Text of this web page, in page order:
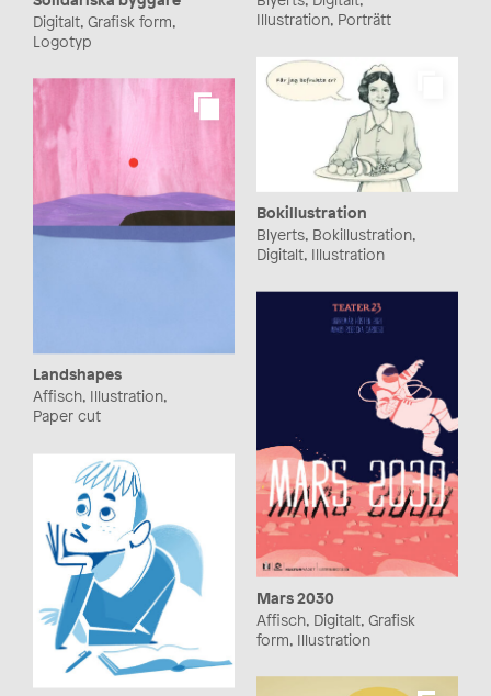
Digitalt, Grafisk form,
Logotyp
Illustration, Porträtt
Bokillustration
Blyerts, Bokillustration,
Digitalt, Illustration
Landshapes
Affisch, Illustration,
Paper cut
Mars 2030
Affisch, Digitalt, Grafisk
form, Illustration